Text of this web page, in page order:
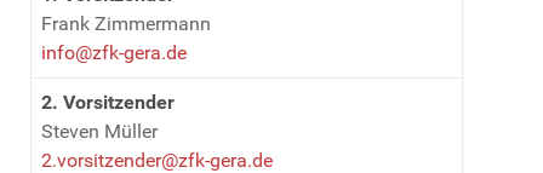
Frank Zimmermann
info@zfk-gera.de
2. Vorsitzender
Steven Müller
2.vorsitzender@zfk-gera.de